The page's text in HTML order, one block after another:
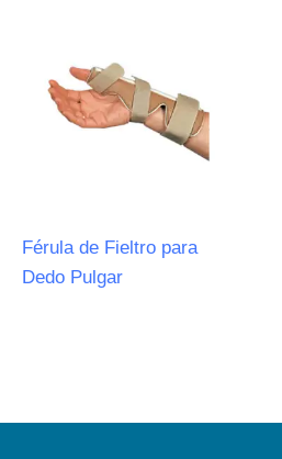
Férula de Fieltro para
Dedo Pulgar